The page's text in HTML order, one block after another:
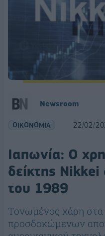
Newsroom
ΟΙΚΟΝΟΜΙΑ 22/02/
Ιαπωνία: Ο
δείκτης Nikkei
του 1989
Τονωμένος χάρη
προσδοκώμενων